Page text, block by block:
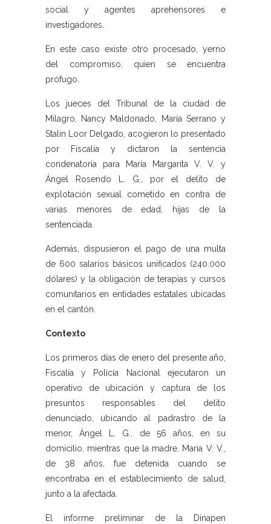
social y agentes aprehensores e
investigadores.
En este caso existe otro procesado, yerno
del compromiso, quien se encuentra
prófugo.
Los jueces del Tribunal de la ciudad de
Milagro, Nancy Maldonado, María Serrano y
Stalin Loor Delgado, acogieron lo presentado
por Fiscalía y dictaron la sentencia
condenatoria para María Margarita V. V. y
Ángel Rosendo L. G., por el delito de
explotación sexual cometido en contra de
varias menores de edad, hijas de la
sentenciada.
Además, dispusieron el pago de una multa
de 600 salarios básicos unificados (240.000
dólares) y la obligación de terapias y cursos
comunitarios en entidades estatales ubicadas
en el cantón.
Contexto
Los primeros días de enero del presente año,
Fiscalía y Policía Nacional ejecutaron un
operativo de ubicación y captura de los
presuntos responsables del delito
denunciado, ubicando al padrastro de la
menor, Ángel L. G., de 56 años, en su
domicilio, mientras que la madre, María V. V.,
de 38 años, fue detenida cuando se
encontraba en el establecimiento de salud,
junto a la afectada.
El informe preliminar de la Dinapen